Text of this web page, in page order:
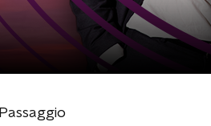
Passaggio